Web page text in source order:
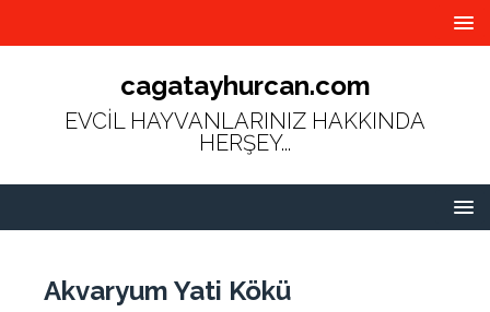
cagatayhurcan.com
EVCİL HAYVANLARINIZ HAKKINDA
HERŞEY...
Akvaryum Yati Kökü